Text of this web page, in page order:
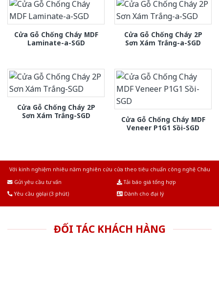
Cửa Gỗ Chống Cháy MDF
Laminate-a-SGD
Cửa Gỗ Chống Cháy 2P
Sơn Xám Trắng-a-SGD
Cửa Gỗ Chống Cháy 2P
Sơn Xám Trắng-SGD
Cửa Gỗ Chống Cháy MDF
Veneer P1G1 Sồi-SGD
Với kinh nghiệm nhiêu năm nghiên cứu cửa theo tiêu chuẩn công nghệ Châu
Gửi yêu cầu tư vấn
Tải báo giá tổng hợp
Yêu cầu gọi lại (3 phút)
Dành cho đại lý
ĐỐI TÁC KHÁCH HÀNG